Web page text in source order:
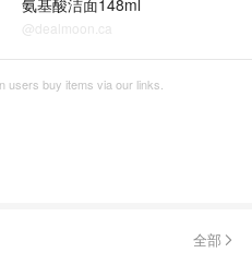
@dealmoon.ca
users buy items via our links.
全部